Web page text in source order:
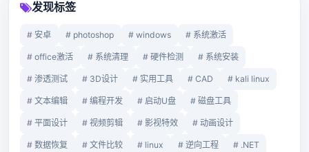
发现标签
# 安卓 # photoshop # windows # 系统激活
# office激活 # 系统清理 # 硬件检测 # 系统安装
# 渗透测试 # 3D设计 # 实用工具 # CAD # kali linux
# 文本编辑 # 编程开发 # 启动U盘 # 磁盘工具
# 平面设计 # 视频剪辑 # 影视特效 # 动画设计
# 数据恢复 # 文件比较 # linux # 逆向工程 # .NET